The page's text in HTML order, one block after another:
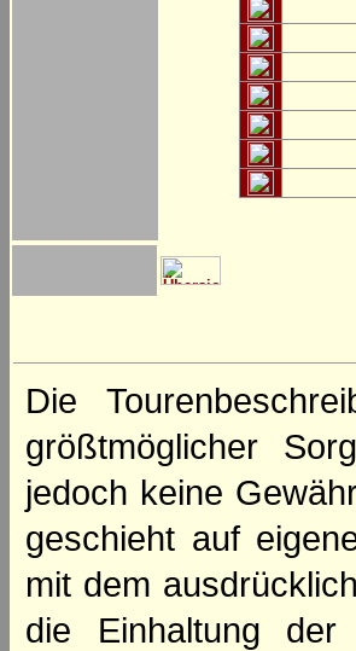
Die
größtmöglicher
jedoch keine
geschieht auf
mit dem
die Einhaltung der